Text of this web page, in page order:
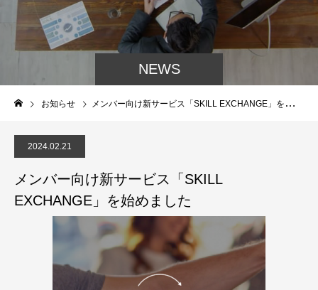
NEWS
お知らせ メンバー向け新サービス「SKILL EXCHANGE」を始めました
2024.02.21
メンバー向け新サービス「SKILL
EXCHANGE」を始めました